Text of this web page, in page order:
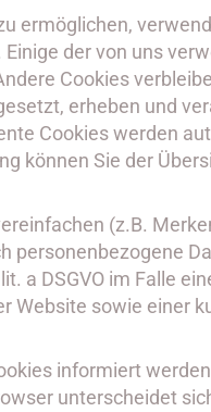
ermöglichen,
der von uns
Cookies
erheben und
Cookies werden
können Sie der
(z.B.
personenbezogene
a DSGVO im Falle
Website sowie einer
informiert
unterscheidet